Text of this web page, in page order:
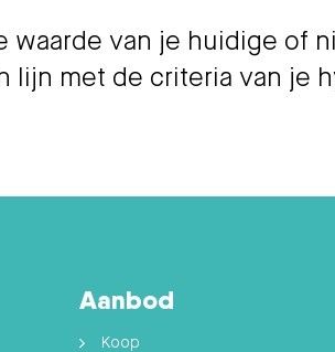
waarde van je huidige of
lijn met de criteria van je
Aanbod
Koop